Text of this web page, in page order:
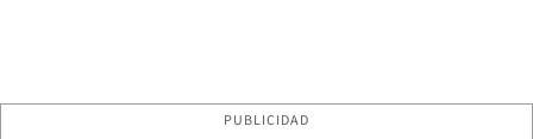
PUBLICIDAD